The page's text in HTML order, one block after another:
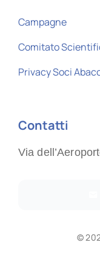
Campagne
Comitato
Privacy Soci
Contatti
Via
©